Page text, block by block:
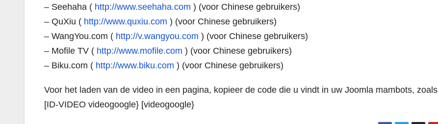
– Seehaha ( http://www.seehaha.com ) (voor Chinese gebruikers)
– QuXiu ( http://www.quxiu.com ) (voor Chinese gebruikers)
– WangYou.com ( http://v.wangyou.com ) (voor Chinese gebruikers)
– Mofile TV ( http://www.mofile.com ) (voor Chinese gebruikers)
– Biku.com ( http://www.biku.com ) (voor Chinese gebruikers)
Voor het laden van de video in een pagina, kopieer de code die u vindt in uw Joomla mambots, zoals
[ID-VIDEO videogoogle} [videogoogle}